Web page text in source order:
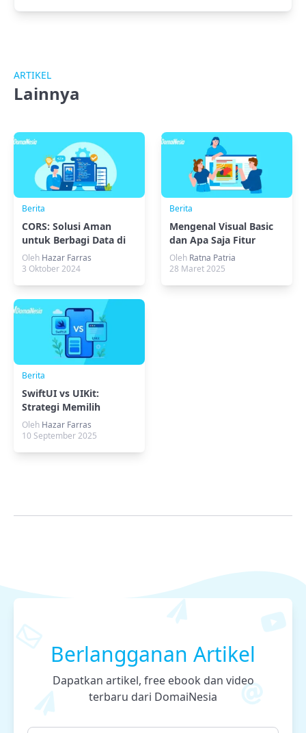
ARTIKEL
Lainnya
Berita
CORS: Solusi Aman
untuk Berbagi Data di
Web
Oleh Hazar Farras
3 Oktober 2024
Berita
Mengenal Visual Basic
dan Apa Saja Fitur
Unggulannya
Oleh Ratna Patria
28 Maret 2025
Berita
SwiftUI vs UIKit:
Strategi Memilih
Framework Terbaik
untuk Aplikasi iOS
Oleh Hazar Farras
10 September 2025
Berlangganan Artikel
Dapatkan artikel, free ebook dan video
terbaru dari DomaiNesia